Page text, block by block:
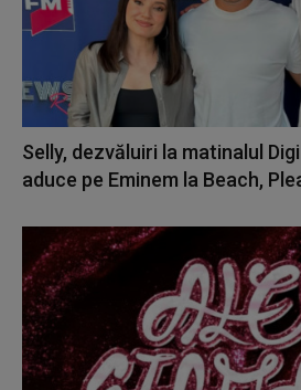
Selly, dezvăluiri la matinalul Digi
aduce pe Eminem la Beach,